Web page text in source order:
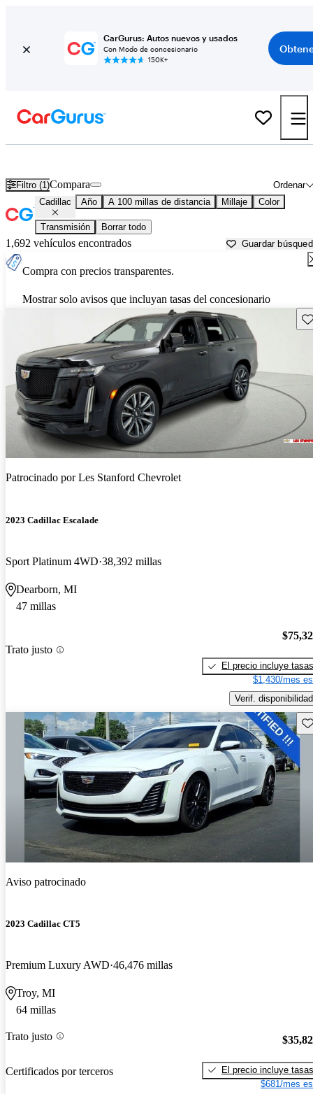
CarGurus: Autos nuevos y usados
Con Modo de concesionario
150K+
Filtro (1) Ordenar
Compara
Cadillac Año A 100 millas de distancia Millaje Color
Transmisión Borrar todo
1,692 vehículos encontrados Guardar
Compra con precios transparentes.
Mostrar solo avisos que incluyan tasas del concesionario
Patrocinado porLes Stanford Chevrolet
2023 Cadillac Escalade
Sport Platinum 4WD 38,392 millas
Dearborn, MI
47 millas
Trato justo
El precio incluye tasas
$1,430/mes
Verif. disponibilidad
Aviso patrocinado
2023 Cadillac CT5
Premium Luxury AWD 46,476 millas
Troy, MI
64 millas
Trato justo
Certificados por terceros
El precio incluye tasas
$681/mes